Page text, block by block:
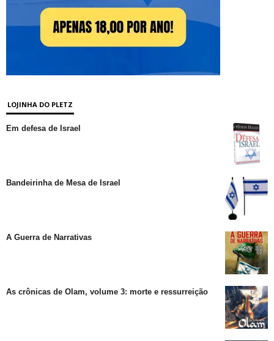
LOJINHA DO PLETZ
Em defesa de Israel
Bandeirinha de Mesa de Israel
A Guerra de Narrativas
As crônicas de Olam, volume 3: morte e ressurreição